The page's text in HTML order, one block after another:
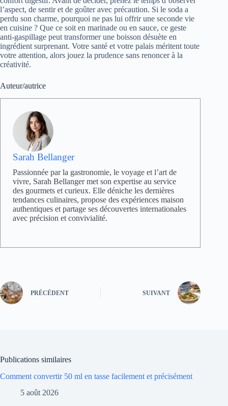
l’aspect, de sentir et de goûter avec précaution. Si le soda a
perdu son charme, pourquoi ne pas lui offrir une seconde vie
en cuisine ? Que ce soit en marinade ou en sauce, ce geste
anti-gaspillage peut transformer une boisson désuète en
ingrédient surprenant. Votre santé et votre palais méritent toute
votre attention, alors jouez la prudence sans renoncer à la
créativité.
Auteur/autrice
Sarah Bellanger
Passionnée par la gastronomie, le voyage et l’art de
vivre, Sarah Bellanger met son expertise au service
des gourmets et curieux. Elle déniche les dernières
tendances culinaires, propose des expériences maison
authentiques et partage ses découvertes internationales
avec précision et convivialité.
PRÉCÉDENT SUIVANT
Publications similaires
Comment convertir 50 ml en tasse facilement et précisément
5 août 2026